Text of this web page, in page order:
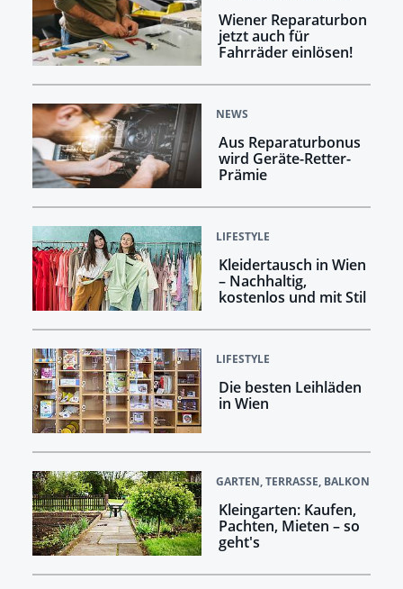
Wiener Reparaturbon
jetzt auch für
Fahrräder einlösen!
NEWS
Aus Reparaturbonus
wird Geräte-Retter-
Prämie
LIFESTYLE
Kleidertausch in Wien
– Nachhaltig,
kostenlos und mit Stil
LIFESTYLE
Die besten Leihläden
in Wien
GARTEN, TERRASSE, BALKON
Kleingarten: Kaufen,
Pachten, Mieten – so
geht's